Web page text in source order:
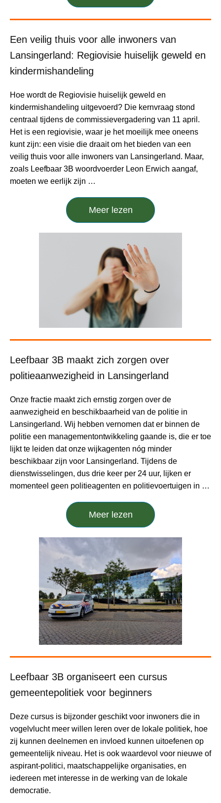
Een veilig thuis voor alle inwoners van
Lansingerland: Regiovisie huiselijk geweld en
kindermishandeling
Hoe wordt de Regiovisie huiselijk geweld en
kindermishandeling uitgevoerd? Die kernvraag stond
centraal tijdens de commissievergadering van 11 april.
Het is een regiovisie, waar je het moeilijk mee oneens
kunt zijn: een visie die draait om het bieden van een
veilig thuis voor alle inwoners van Lansingerland. Maar,
zoals Leefbaar 3B woordvoerder Leon Erwich aangaf,
moeten we eerlijk zijn …
Meer lezen
Leefbaar 3B maakt zich zorgen over
politieaanwezigheid in Lansingerland
Onze fractie maakt zich ernstig zorgen over de
aanwezigheid en beschikbaarheid van de politie in
Lansingerland. Wij hebben vernomen dat er binnen de
politie een managementontwikkeling gaande is, die er toe
lijkt te leiden dat onze wijkagenten nóg minder
beschikbaar zijn voor Lansingerland. Tijdens de
dienstwisselingen, dus drie keer per 24 uur, lijken er
momenteel geen politieagenten en politievoertuigen in …
Meer lezen
Leefbaar 3B organiseert een cursus
gemeentepolitiek voor beginners
Deze cursus is bijzonder geschikt voor inwoners die in
vogelvlucht meer willen leren over de lokale politiek, hoe
zij kunnen deelnemen en invloed kunnen uitoefenen op
gemeentelijk niveau. Het is ook waardevol voor nieuwe of
aspirant-politici, maatschappelijke organisaties, en
iedereen met interesse in de werking van de lokale
democratie.